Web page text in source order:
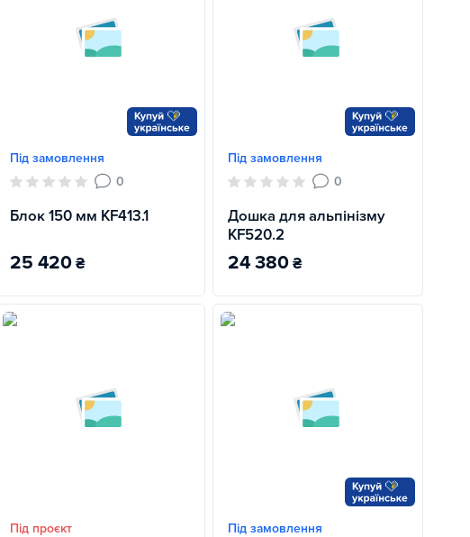
Під замовлення
0
Блок 150 мм KF413.1
25 420₴
Під замовлення
0
Дошка для альпінізму
KF520.2
24 380₴
Під проєкт
Під замовлення